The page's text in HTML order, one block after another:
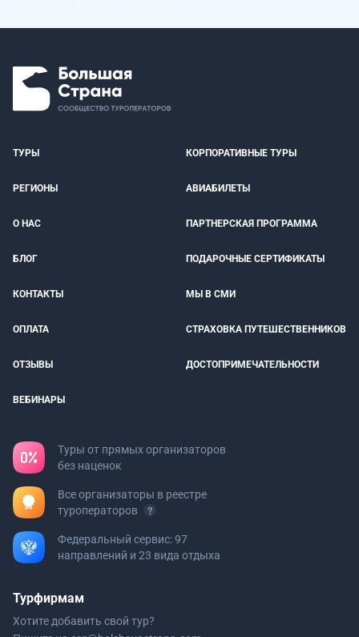
ТУРЫ КОРПОРАТИВНЫЕ ТУРЫ
РЕГИОНЫ АВИАБИЛЕТЫ
О НАС ПАРТНЕРСКАЯ ПРОГРАММА
БЛОГ ПОДАРОЧНЫЕ СЕРТИФИКАТЫ
КОНТАКТЫ МЫ В СМИ
ОПЛАТА СТРАХОВКА ПУТЕШЕСТВЕННИКОВ
ОТЗЫВЫ ДОСТОПРИМЕЧАТЕЛЬНОСТИ
ВЕБИНАРЫ
Туры от прямых организаторов
без наценок
Все организаторы в реестре
туроператоров
Федеральный сервис: 97
направлений и 23 вида отдыха
Турфирмам
Хотите добавить свой тур?